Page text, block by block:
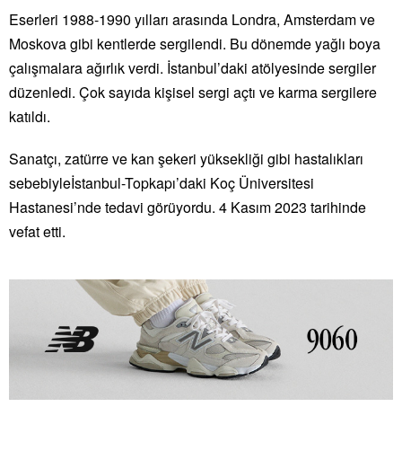
Eserleri 1988-1990 yılları arasında Londra, Amsterdam ve
Moskova gibi kentlerde sergilendi. Bu dönemde yağlı boya
çalışmalara ağırlık verdi. İstanbul’daki atölyesinde sergiler
düzenledi. Çok sayıda kişisel sergi açtı ve karma sergilere
katıldı.
Sanatçı, zatürre ve kan şekeri yüksekliği gibi hastalıkları
sebebiyleİstanbul-Topkapı’daki Koç Üniversitesi
Hastanesi’nde tedavi görüyordu. 4 Kasım 2023 tarihinde
vefat etti.